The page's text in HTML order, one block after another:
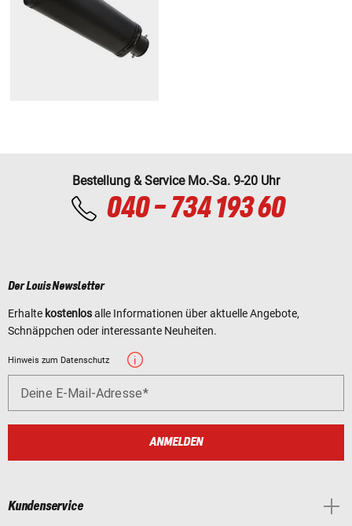
Bestellung & Service Mo.-Sa. 9-20 Uhr
040 - 734 193 60
Der Louis Newsletter
Erhalte kostenlosalle Informationen über aktuelle Angebote,
Schnäppchen oder interessante Neuheiten.
Hinweis zum Datenschutz
Deine E-Mail-Adresse
ANMELDEN
Kundenservice